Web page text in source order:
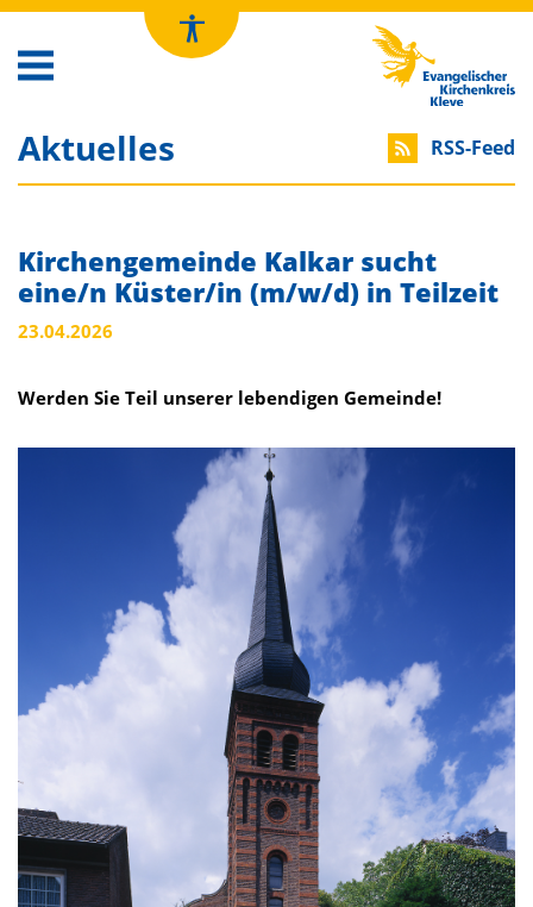
Kirchenkreis Kleve
RSS-Feed
Aktuelles
Kirchengemeinde Kalkar sucht
eine/n Küster/in (m/w/d) in Teilzeit
23.04.2026
Werden Sie Teil unserer lebendigen Gemeinde!